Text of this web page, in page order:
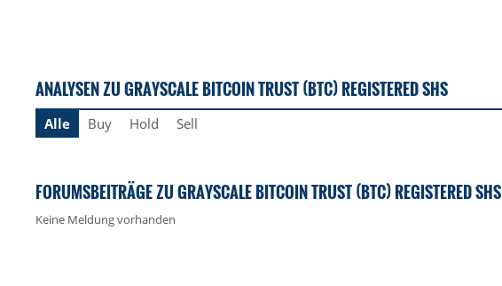
ANALYSEN ZU GRAYSCALE BITCOIN TRUST (BTC) REGISTERED SHS
Alle Buy Hold Sell
FORUMSBEITRÄGE ZU GRAYSCALE BITCOIN TRUST (BTC) REGISTERED SHS
Keine Meldung vorhanden